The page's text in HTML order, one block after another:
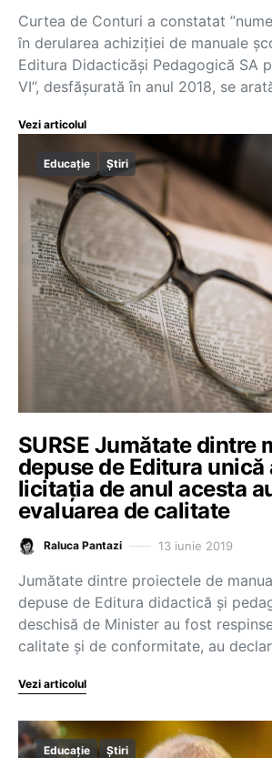
Curtea de Conturi a constatat
în derularea achiziției de manuale
Editura Didacticăși Pedagogică SA
VI”, desfășurată în anul 2018, se
Vezi articolul
Educație Știri
SURSE Jumătate dintre
depuse de Editura
licitația de anul acesta
evaluarea de calitate
Raluca Pantazi 13 iunie 2019
Jumătate dintre proiectele de
depuse de Editura didactică și
deschisă de Minister au fost
calitate și de conformitate, au
Vezi articolul
Educație Știri